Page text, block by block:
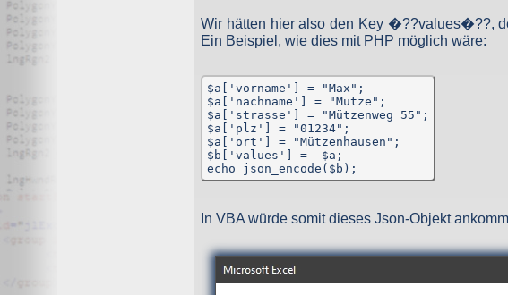
Wir hätten hier also den Key �??values�??,
Ein Beispiel, wie dies mit PHP möglich wäre:
$a['vorname'] = "Max";
$a['nachname'] = "Mütze";
$a['strasse'] = "Mützenweg 55";
$a['plz'] = "01234";
$a['ort'] = "Mützenhausen";
$b['values'] =  $a;
echo json_encode($b);
In VBA würde somit dieses Json-Objekt